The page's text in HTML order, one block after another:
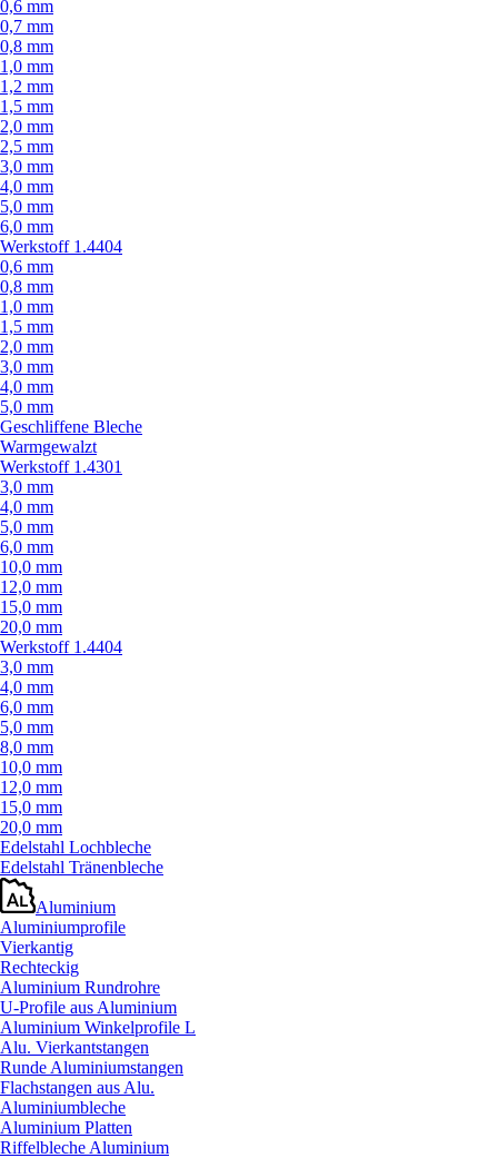
0,6 mm
0,7 mm
0,8 mm
1,0 mm
1,2 mm
1,5 mm
2,0 mm
2,5 mm
3,0 mm
4,0 mm
5,0 mm
6,0 mm
Werkstoff 1.4404
0,6 mm
0,8 mm
1,0 mm
1,5 mm
2,0 mm
3,0 mm
4,0 mm
5,0 mm
Geschliffene Bleche
Warmgewalzt
Werkstoff 1.4301
3,0 mm
4,0 mm
5,0 mm
6,0 mm
10,0 mm
12,0 mm
15,0 mm
20,0 mm
Werkstoff 1.4404
3,0 mm
4,0 mm
6,0 mm
5,0 mm
8,0 mm
10,0 mm
12,0 mm
15,0 mm
20,0 mm
Edelstahl Lochbleche
Edelstahl Tränenbleche
Aluminium
Aluminiumprofile
Vierkantig
Rechteckig
Aluminium Rundrohre
U-Profile aus Aluminium
Aluminium Winkelprofile L
Alu. Vierkantstangen
Runde Aluminiumstangen
Flachstangen aus Alu.
Aluminiumbleche
Aluminium Platten
Riffelbleche Aluminium